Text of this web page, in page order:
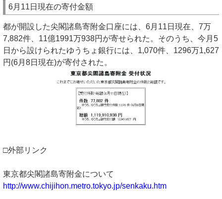
6月11日現在の寄付金額
都が開設した尖閣諸島寄附金口座には、6月11日現在、7万
7,882件、11億1991万938円が寄せられた。そのうち、今月5
日から設けられたゆうちょ銀行には、1,070件、1296万1,627
円(6月8日現在)が寄付された。
□外部リンク
東京都尖閣諸島寄附金について
http://www.chijihon.metro.tokyo.jp/senkaku.htm